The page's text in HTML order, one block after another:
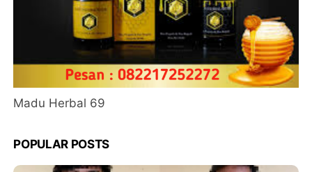
Madu Herbal 69
POPULAR POSTS